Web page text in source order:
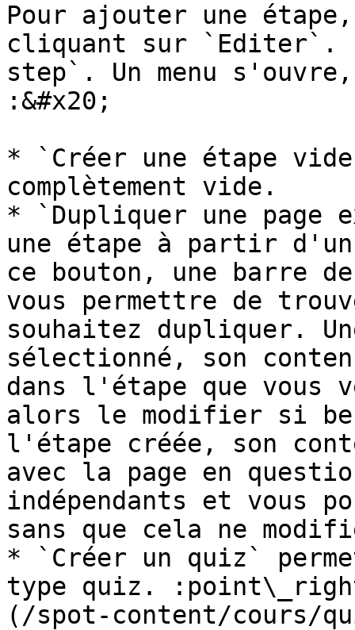
Pour ajouter une
cliquant sur `Editer`.
step`. Un menu
:&#x20;
* `Créer une étape
complètement vide.
* `Dupliquer une page
une étape à partir
ce bouton, une barre
vous permettre de
souhaitez dupliquer.
sélectionné, son
dans l'étape que vous
alors le modifier si
l'étape créée, son
avec la page en
indépendants et vous
sans que cela ne
* `Créer un quiz`
type quiz.
(/spot-content/cours/